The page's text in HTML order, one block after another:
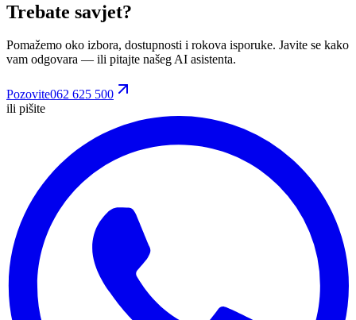
Trebate savjet?
Pomažemo oko izbora, dostupnosti i rokova isporuke. Javite se kako
vam odgovara — ili pitajte našeg AI asistenta.
Pozovite062 625 500
ili pišite